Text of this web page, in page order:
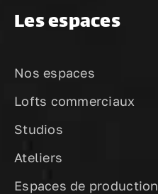
Les espaces
Nos espaces
Lofts commerciaux
Studios
Ateliers
Espaces de production